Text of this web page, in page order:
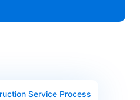
Service Process